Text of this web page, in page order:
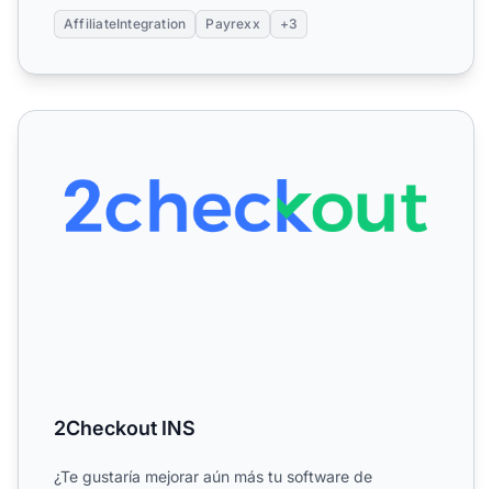
AffiliateIntegration Payrexx +3
2Checkout INS
2Checkout INS
¿Te gustaría mejorar aún más tu software de